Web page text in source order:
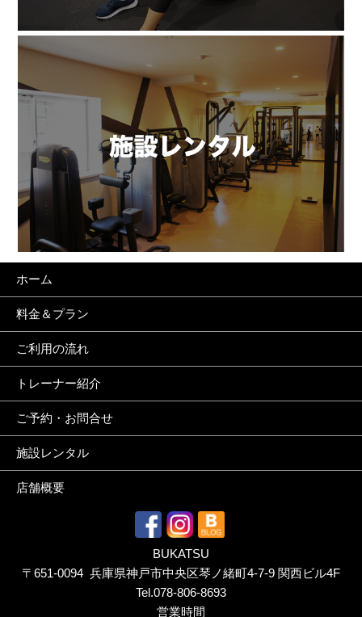
ホーム
料金＆プラン
ご利用の流れ
トレーナー紹介
ご予約・お問合せ
施設レンタル
店舗概要
BUKATSU
〒651-0094 兵庫県神戸市中央区琴ノ緒町4-7-9 関西ビル4F
Tel.078-806-8693
営業時間